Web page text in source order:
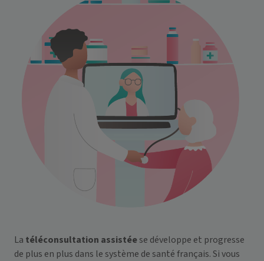
La téléconsultation assistéese développe et progresse
de plus en plus dans le système de santé français. Si vous